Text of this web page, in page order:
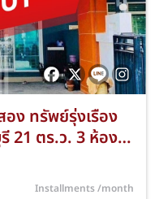
ง ทรัพย์รุ่งเรือง
21 ตร.ว. 3 ห้อง
64-089
Installments/month